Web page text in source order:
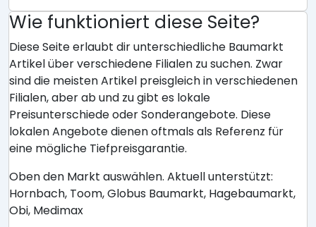
Wie funktioniert diese Seite?
Diese Seite erlaubt dir unterschiedliche Baumarkt
Artikel über verschiedene Filialen zu suchen. Zwar
sind die meisten Artikel preisgleich in verschiedenen
Filialen, aber ab und zu gibt es lokale
Preisunterschiede oder Sonderangebote. Diese
lokalen Angebote dienen oftmals als Referenz für
eine mögliche Tiefpreisgarantie.
Oben den Markt auswählen. Aktuell unterstützt:
Hornbach, Toom, Globus Baumarkt, Hagebaumarkt,
Obi, Medimax